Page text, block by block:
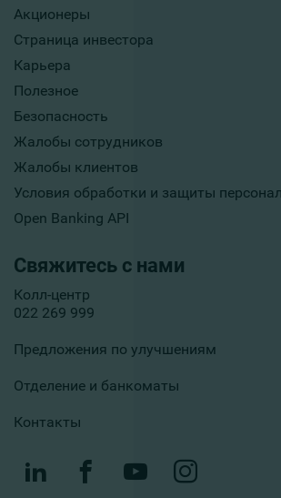
Акционеры
Страница инвестора
Карьера
Полезное
Безопасность
Жалобы сотрудников
Жалобы клиентов
Условия обработки и защиты
Open Banking API
Свяжитесь с нами
Колл-центр
022 269 999
Предложения по улучшениям
Отделение и банкоматы
Контакты